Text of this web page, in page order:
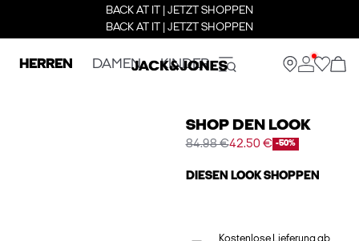
BACK AT IT | JETZT SHOPPEN
BACK AT IT | JETZT SHOPPEN
HERREN DAMEN KINDER
SHOP DEN LOOK
84.98 €42.50 € -50%
DIESEN LOOK SHOPPEN